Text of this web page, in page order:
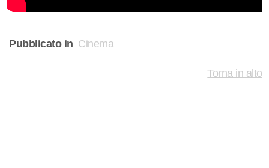
Pubblicato in Cinema
Torna in alto